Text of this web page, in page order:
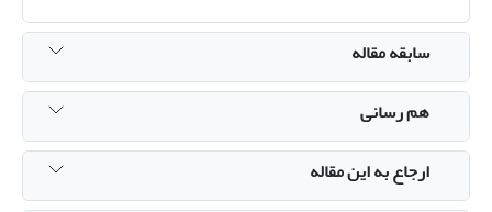
سابقه مقاله
هم رسانی
ارجاع به این مقاله